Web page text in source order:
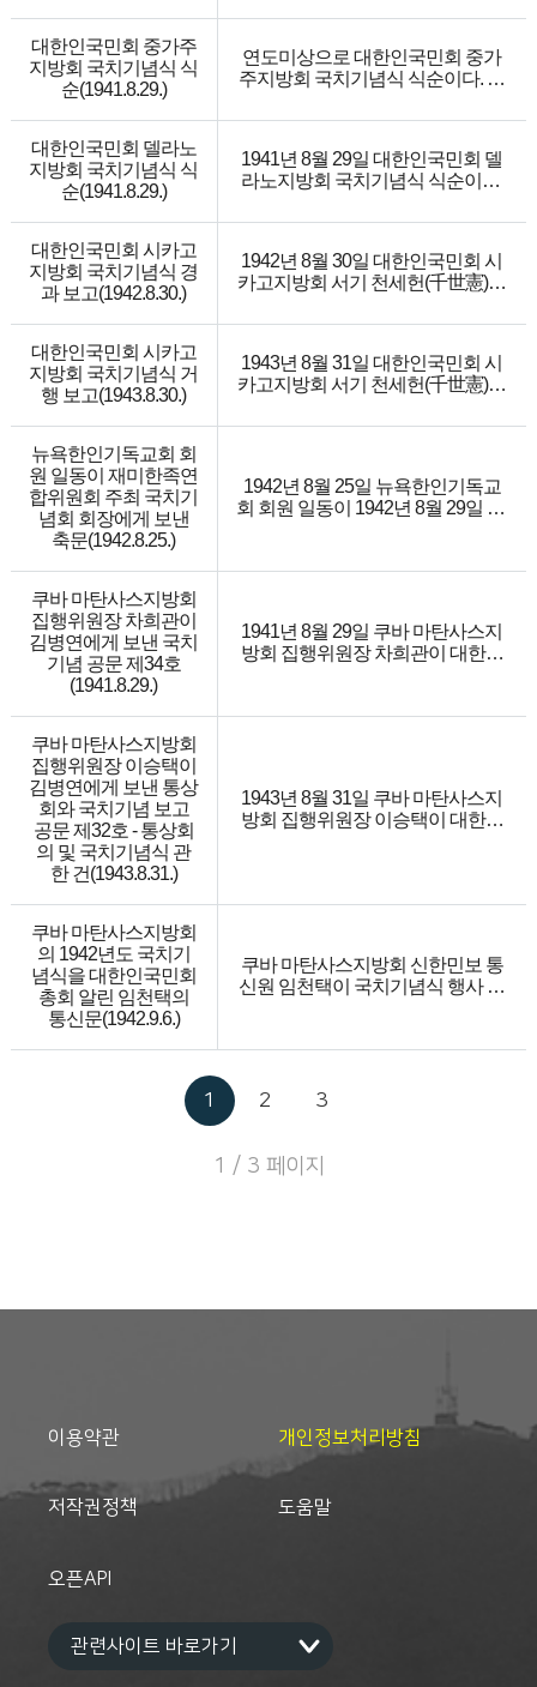
은 애국가, 취지(주석, 지방대표원
강영문), 기도, 찬가, 국치 약사, 풍금
(곽정순), 국치기념사(위원장 천세
기념식 보고서이다. 1) 친목회 회관
유병 목사가 희망과 정의와 인도적
의리를 갖고 나가고 모든 일에 단결
회, 취지설명(장안력), 애국가, 기도
(김성실), 축사(장현주), 독창(내나
라: 전루씨), 연설(박유병), 기념금
대한인국민회 중가주
지방회 국치기념식 식
순(1941.8.29.)
연도미상으로 대한인국민회 중가
주지방회 국치기념식 식순이다. 식
(주석), 국치 약사(이목사), 독창, 기
가, 폐회 순이다.
대한인국민회 델라노
지방회 국치기념식 식
순(1941.8.29.)
1941년 8월 29일 대한인국민회 델
라노지방회 국치기념식 식순이다.
석), 기도(박충섭 장로), 기념사(김탁
(12.25원), 폐회(애국가 3,4절)
대한인국민회 시카고
지방회 국치기념식 경
과 보고(1942.8.30.)
1942년 8월 30일 대한인국민회 시
카고지방회 서기 천세헌(千世憲)이
국치기념식 경과 보고이다. 1) 위원
한인예배당에서 기념식을 주재하
고 기금 10.60원을 모금했으며, 2)
기념금, 폐식 순이다.
대한인국민회 시카고
지방회 국치기념식 거
행 보고(1943.8.30.)
1943년 8월 31일 대한인국민회 시
카고지방회 서기 천세헌(千世憲)이
재무보고이다. 1) 8월 29일 하오 4시
지(洪順甲), 국치기념사(金光源), 연
설(廉光燮), 기념 수금(12원), 폐식
뉴욕한인기독교회 회
원 일동이 재미한족연
합위원회 주최 국치기
념회 회장에게 보낸
축문(1942.8.25.)
1942년 8월 25일 뉴욕한인기독교
회 회원 일동이 1942년 8월 29일 LA
와 성원을 보낸다는 축하 글이다.
여 한인들의 애국심을 격동시키고
인접국(미국)과의 우호를 증진시키
쿠바 마탄사스지방회
집행위원장 차희관이
김병연에게 보낸 국치
기념 공문 제34호
(1941.8.29.)
1941년 8월 29일 쿠바 마탄사스지
방회 집행위원장 차희관이 대한인
다. 마탄사스지방회는 1941년 8월
인사는 이세창, 박창운, 고창덕, 이
산호, 주희염, 호갑년, 양춘명 등이
쿠바 마탄사스지방회
집행위원장 이승택이
김병연에게 보낸 통상
회와 국치기념 보고
공문 제32호 - 통상회
의 및 국치기념식 관
한 건(1943.8.31.)
1943년 8월 31일 쿠바 마탄사스지
방회 집행위원장 이승택이 대한인
방회는 8월 29일 통상회를 열고 재
하는 임시대표대회에 고문 겸 감찰
위원 임천택을 파송하기로 의결했
거행한 것과 현 본 지방에서 돌고
정무부 주임 간의 오찬 회동 등을
쿠바 마탄사스지방회
의 1942년도 국치기
념식을 대한인국민회
총회 알린 임천택의
통신문(1942.9.6.)
쿠바 마탄사스지방회 신한민보 통
신원 임천택이 국치기념식 행사 내
여자애국단 마탄사스지부가 연합
본 지방회관에서 거행했다. 민성국
의 식사, 이체창의 국치기념약사,
대한여자애국단지부장 박희경, 차
남 소식도 알렸다.
1 2 3
1 / 3 페이지
이용약관 개인정보처리방침
저작권정책 도움말
오픈API